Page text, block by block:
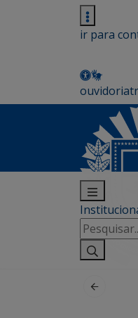
ir para
ouvidoria
Pesquisar
por: